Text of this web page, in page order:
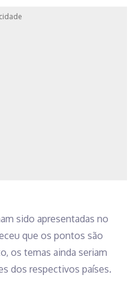
sido apresentadas no
que os pontos são
os temas ainda seriam
dos respectivos países.